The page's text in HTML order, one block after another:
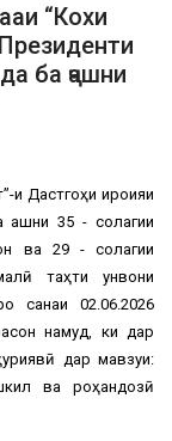
“Кохи
ба ҷашни
и Дастгоҳи иҷроияи
ҷашни 35 - солагии
ва 29 - солагии
таҳти унвони
санаи 02.06.2026
намуд, ки дар
дар мавзуи:
ва роҳандозӣ